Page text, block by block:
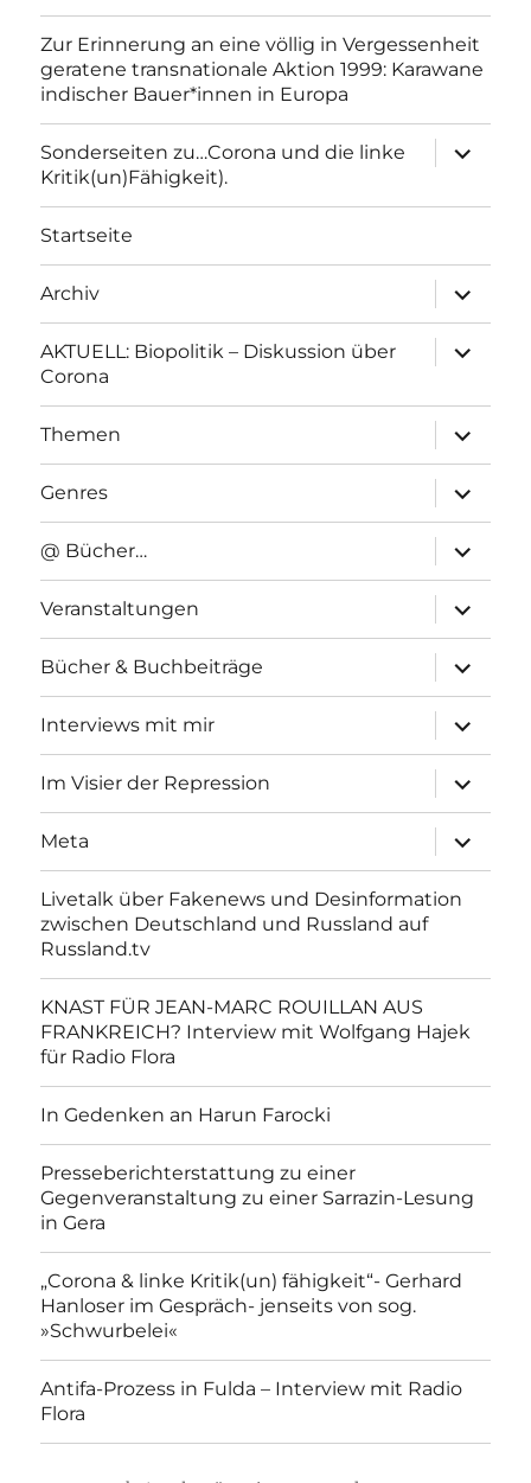
Zur Erinnerung an eine völlig in Vergessenheit
geratene transnationale Aktion 1999: Karawane
indischer Bauer*innen in Europa
Sonderseiten zu…Corona und die linke
Kritik(un)Fähigkeit).
anzeigen
Startseite
Archiv
anzeigen
AKTUELL: Biopolitik – Diskussion über
Corona
anzeigen
Themen
anzeigen
Genres
anzeigen
@ Bücher…
anzeigen
Veranstaltungen
anzeigen
Bücher & Buchbeiträge
anzeigen
Interviews mit mir
anzeigen
Im Visier der Repression
anzeigen
Meta
anzeigen
Livetalk über Fakenews und Desinformation
zwischen Deutschland und Russland auf
Russland.tv
KNAST FÜR JEAN-MARC ROUILLAN AUS
FRANKREICH? Interview mit Wolfgang Hajek
für Radio Flora
In Gedenken an Harun Farocki
Presseberichterstattung zu einer
Gegenveranstaltung zu einer Sarrazin-Lesung
in Gera
„Corona & linke Kritik(un) fähigkeit“- Gerhard
Hanloser im Gespräch- jenseits von sog.
»Schwurbelei«
Antifa-Prozess in Fulda – Interview mit Radio
Flora